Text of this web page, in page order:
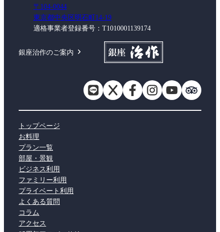
〒104-0044
東京都中央区明石町14-19
適格事業者登録番号：T1010001139174
銀座治作のご案内
トップページ
お料理
プラン一覧
部屋・景観
ビジネス利用
ファミリー利用
プライベート利用
よくある質問
コラム
アクセス